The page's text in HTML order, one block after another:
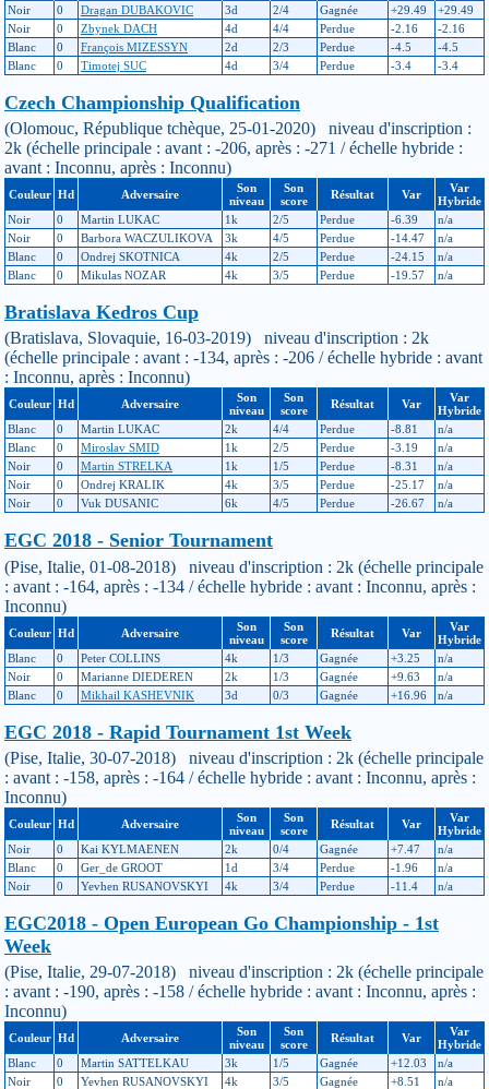
Noir
0 Dragan DUBAKOVIC 3d 2/4 Gagnée +29.49
+29.49
Noir
0 Zbynek DACH 4d 4/4 Perdue -2.16
-2.16
Blanc
0 François MIZESSYN 2d 2/3 Perdue -4.5
-4.5
Blanc
0 Timotej SUC 4d 3/4 Perdue -3.4 -3.4
Czech Championship Qualification
(Olomouc, République tchèque, 25-01-2020) niveau d'inscription :
2k (échelle principale : avant : -206, après : -271 / échelle hybride :
avant : Inconnu, après : Inconnu)
Couleur Hd Adversaire
Son
niveau
Son
score
Résultat Var
Var
Hybride
Noir
0 Martin LUKAC 1k 2/5 Perdue -6.39
n/a
Noir
0 Barbora WACZULIKOVA 3k 4/5 Perdue -14.47
n/a
Blanc
0 Ondrej SKOTNICA 4k 2/5 Perdue -24.15
n/a
Blanc
0 Mikulas NOZAR 4k 3/5 Perdue -19.57 n/a
Bratislava Kedros Cup
(Bratislava, Slovaquie, 16-03-2019) niveau d'inscription : 2k
(échelle principale : avant : -134, après : -206 / échelle hybride : avant
: Inconnu, après : Inconnu)
Couleur Hd Adversaire
Son
niveau
Son
score
Résultat Var
Var
Hybride
Blanc
0 Martin LUKAC 2k 4/4 Perdue -8.81
n/a
Blanc
0 Miroslav SMID 1k 2/5 Perdue -3.19
n/a
Noir
0 Martin STRELKA 1k 1/5 Perdue -8.31
n/a
Noir
0 Ondrej KRALIK 4k 3/5 Perdue -25.17
n/a
Noir
0 Vuk DUSANIC 6k 4/5 Perdue -26.67 n/a
EGC 2018 - Senior Tournament
(Pise, Italie, 01-08-2018) niveau d'inscription : 2k (échelle principale
: avant : -164, après : -134 / échelle hybride : avant : Inconnu, après :
Inconnu)
Couleur Hd Adversaire
Son
niveau
Son
score
Résultat Var
Var
Hybride
Blanc
0 Peter COLLINS 4k 1/3 Gagnée +3.25
n/a
Noir
0 Marianne DIEDEREN 2k 1/3 Gagnée +9.63
n/a
Blanc
0 Mikhail KASHEVNIK 3d 0/3 Gagnée +16.96 n/a
EGC 2018 - Rapid Tournament 1st Week
(Pise, Italie, 30-07-2018) niveau d'inscription : 2k (échelle principale
: avant : -158, après : -164 / échelle hybride : avant : Inconnu, après :
Inconnu)
Couleur Hd Adversaire
Son
niveau
Son
score
Résultat Var
Var
Hybride
Noir
0 Kai KYLMAENEN 2k 0/4 Gagnée +7.47
n/a
Blanc
0 Ger_de GROOT 1d 3/4 Perdue -1.96
n/a
Noir
0 Yevhen RUSANOVSKYI 4k 3/4 Perdue -11.4 n/a
EGC2018 - Open European Go Championship - 1st
Week
(Pise, Italie, 29-07-2018) niveau d'inscription : 2k (échelle principale
: avant : -190, après : -158 / échelle hybride : avant : Inconnu, après :
Inconnu)
Couleur Hd Adversaire
Son
niveau
Son
score
Résultat Var
Var
Hybride
Blanc
0 Martin SATTELKAU 3k 1/5 Gagnée +12.03
n/a
Noir
0 Yevhen RUSANOVSKYI 4k 3/5 Gagnée +8.51
n/a